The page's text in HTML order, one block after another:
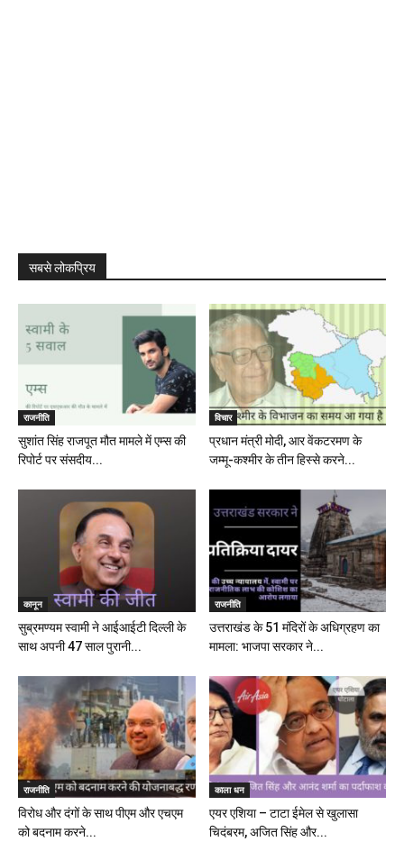
सबसे लोकप्रिय
राजनीति
सुशांत सिंह राजपूत मौत मामले में एम्स की
रिपोर्ट पर संसदीय...
विचार
प्रधान मंत्री मोदी, आर वेंकटरमण के
जम्मू-कश्मीर के तीन हिस्से करने...
कानून
सुब्रमण्यम स्वामी ने आईआईटी दिल्ली के
साथ अपनी 47 साल पुरानी...
राजनीति
उत्तराखंड के 51 मंदिरों के अधिग्रहण का
मामला: भाजपा सरकार ने...
राजनीति
विरोध और दंगों के साथ पीएम और एचएम
को बदनाम करने...
काला धन
एयर एशिया – टाटा ईमेल से खुलासा
चिदंबरम, अजित सिंह और...